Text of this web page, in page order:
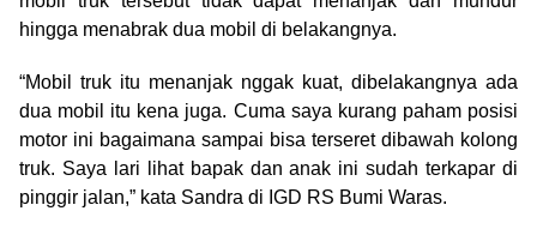
hingga menabrak dua mobil di belakangnya.
“Mobil truk itu menanjak nggak kuat, dibelakangnya ada
dua mobil itu kena juga. Cuma saya kurang paham posisi
motor ini bagaimana sampai bisa terseret dibawah kolong
truk. Saya lari lihat bapak dan anak ini sudah terkapar di
pinggir jalan,” kata Sandra di IGD RS Bumi Waras.